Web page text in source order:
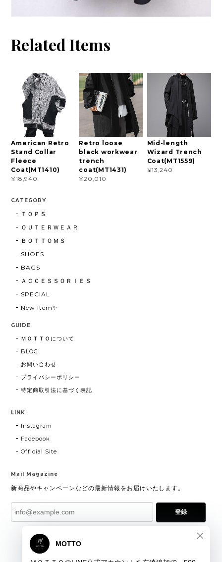
Related Items
American Retro
Stand Collar
Fleece
Coat(MT1410)
¥18,940
Retro loose
black workwear
trench
coat(MT1431)
¥20,010
Mid-length
Wizard Trench
Coat(MT1559)
¥13,240
CATEGORY
ＴＯＰＳ
ＯＵＴＥＲＷＥＡＲ
ＢＯＴＴＯＭＳ
SHOES
BAGS
ＡＣＣＥＳＳＯＲＩＥＳ
SPECIAL
New Item✨
GUIDE
ＭＯＴＴＯについて
BLOG
お問い合わせ
プライバシーポリシー
特定商取引法に基づく表記
LINK
Instagram
Facebook
Official Site
Mail Magazine
新商品やキャンペーンなどの最新情報をお届けいたします。
登録